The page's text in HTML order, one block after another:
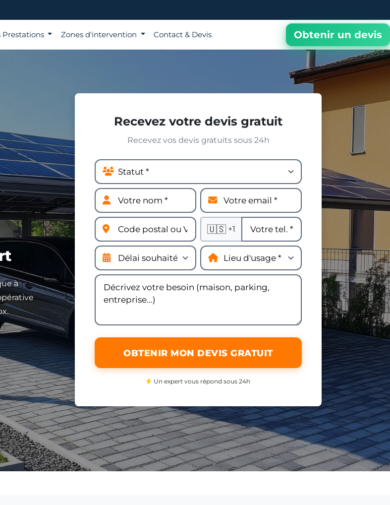
Prestations Zones d'intervention Contact & Devis Obtenir un devis
à
Recevez votre devis gratuit
Recevez vos devis gratuits sous 24h
🇺🇸 +1
OBTENIR MON DEVIS GRATUIT
Un expert vous répond sous 24h